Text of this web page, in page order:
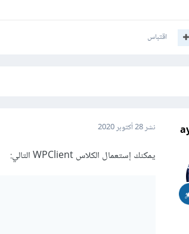
اقتباس
نشر28 أكتوبر 2020
يمكنك إستعمال الكلاس WPClient التالي: